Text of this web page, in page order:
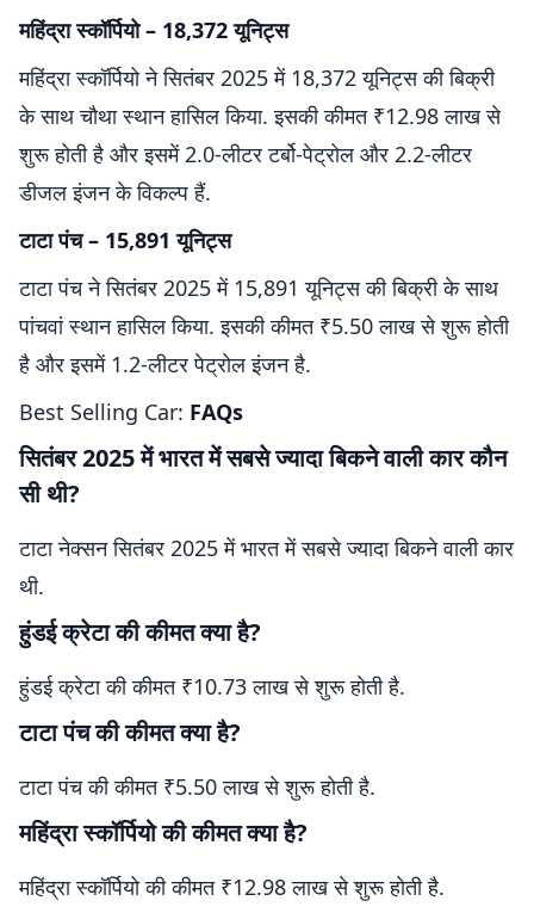
महिंद्रा स्कॉर्पियो – 18,372 यूनिट्स
महिंद्रा स्कॉर्पियो ने सितंबर 2025 में 18,372 यूनिट्स की बिक्री
के साथ चौथा स्थान हासिल किया. इसकी कीमत ₹12.98 लाख से
शुरू होती है और इसमें 2.0-लीटर टर्बो-पेट्रोल और 2.2-लीटर
डीजल इंजन के विकल्प हैं.
टाटा पंच – 15,891 यूनिट्स
टाटा पंच ने सितंबर 2025 में 15,891 यूनिट्स की बिक्री के साथ
पांचवां स्थान हासिल किया. इसकी कीमत ₹5.50 लाख से शुरू होती
है और इसमें 1.2-लीटर पेट्रोल इंजन है.
Best Selling Car: FAQs
सितंबर 2025 में भारत में सबसे ज्यादा बिकने वाली कार कौन
सी थी?
टाटा नेक्सन सितंबर 2025 में भारत में सबसे ज्यादा बिकने वाली कार
थी.
हुंडई क्रेटा की कीमत क्या है?
हुंडई क्रेटा की कीमत ₹10.73 लाख से शुरू होती है.
टाटा पंच की कीमत क्या है?
टाटा पंच की कीमत ₹5.50 लाख से शुरू होती है.
महिंद्रा स्कॉर्पियो की कीमत क्या है?
महिंद्रा स्कॉर्पियो की कीमत ₹12.98 लाख से शुरू होती है.